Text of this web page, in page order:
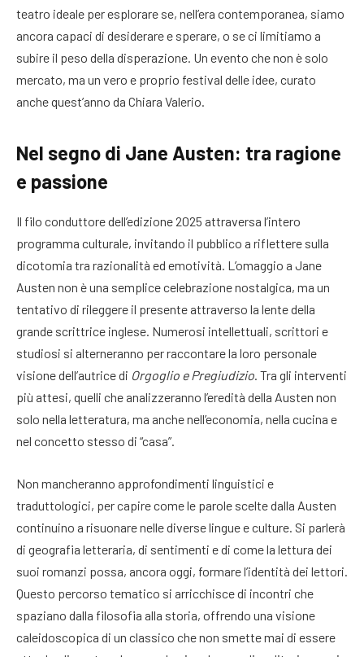
teatro ideale per esplorare se, nell’era contemporanea, siamo
ancora capaci di desiderare e sperare, o se ci limitiamo a
subire il peso della disperazione. Un evento che non è solo
mercato, ma un vero e proprio festival delle idee, curato
anche quest’anno da Chiara Valerio.
Nel segno di Jane Austen: tra ragione
e passione
Il filo conduttore dell’edizione 2025 attraversa l’intero
programma culturale, invitando il pubblico a riflettere sulla
dicotomia tra razionalità ed emotività. L’omaggio a Jane
Austen non è una semplice celebrazione nostalgica, ma un
tentativo di rileggere il presente attraverso la lente della
grande scrittrice inglese. Numerosi intellettuali, scrittori e
studiosi si alterneranno per raccontare la loro personale
visione dell’autrice di Orgoglio e Pregiudizio. Tra gli interventi
più attesi, quelli che analizzeranno l’eredità della Austen non
solo nella letteratura, ma anche nell’economia, nella cucina e
nel concetto stesso di “casa”.
Non mancheranno approfondimenti linguistici e
traduttologici, per capire come le parole scelte dalla Austen
continuino a risuonare nelle diverse lingue e culture. Si parlerà
di geografia letteraria, di sentimenti e di come la lettura dei
suoi romanzi possa, ancora oggi, formare l’identità dei lettori.
Questo percorso tematico si arricchisce di incontri che
spaziano dalla filosofia alla storia, offrendo una visione
caleidoscopica di un classico che non smette mai di essere